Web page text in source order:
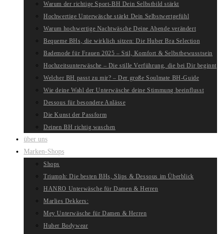
Warum der richtige Sport-BH Dein Selbstbild stärkt
Hochwertige Unterwäsche stärkt Dein Selbstwertgefühl
Warum hochwertige Nachtwäsche Deine Abende verändert
Bequeme BHs, die wirklich sitzen: Die Huber Bra Selection
Bademode für Frauen 2025 – Stil, Komfort & Selbstbewusstsein
Hochzeitsunterwäsche – Die stille Verführung, die bei Dir beginnt
Welcher BH passt zu mir? – Der große Soulmate BH-Guide
Wie deine Wahl der Unterwäsche deine Stimmung beeinflusst
Dessous für besondere Anlässe
Die Kunst der Passform
Deinen BH richtig waschen
über uns
Marken-Shops
Shops
Triumph: Die besten BHs, Slips & Dessous im Überblick
HANRO Unterwäsche für Damen & Herren
Marlies Dekkers:
Mey Unterwäsche für Damen & Herren
Huber Bodywear